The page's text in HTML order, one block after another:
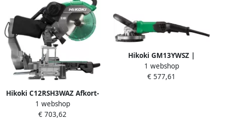
Hikoki C12RSH3WAZ Afkort-
verstekzaag | 305mm |
1520W C12RSH3WAZ
1 webshop
€ 703,62
Hikoki GM13YWSZ |
Betonschuurmachine |
125mm | 1.900W | in koffer
1 webshop
€ 577,61